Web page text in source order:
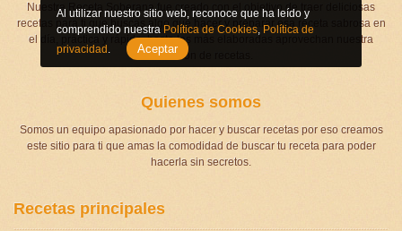
Nuestra Receta Soberana fue creado con el objetivo de traer deliciosas
recetas para ti que buscas algo que hacer y preparar esa receta sabrosa en
el día, práctica y rápida, hasta las más elaboradas aprovechan nuestra
colección de recetas.
Quienes somos
Somos un equipo apasionado por hacer y buscar recetas por eso creamos
este sitio para ti que amas la comodidad de buscar tu receta para poder
hacerla sin secretos.
Recetas principales
Al utilizar nuestro sitio web, reconoce que ha leído y
comprendido nuestra Política de Cookies Política de
privacidad
Aceptar